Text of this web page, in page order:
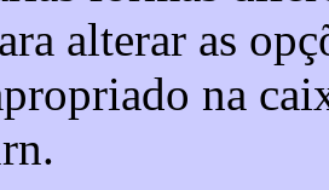
alterar as
na